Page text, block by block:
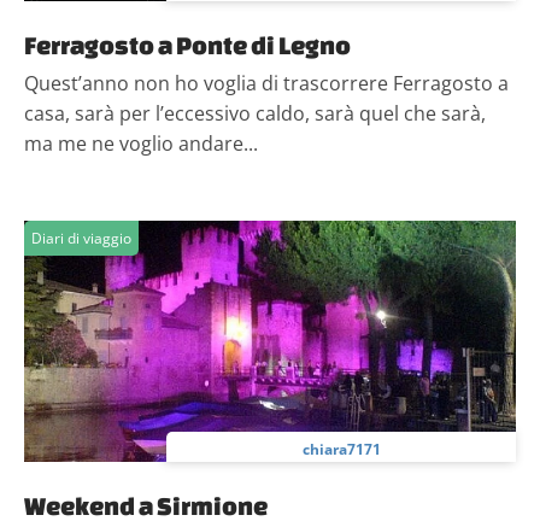
Ferragosto a Ponte di Legno
Quest’anno non ho voglia di trascorrere Ferragosto a
casa, sarà per l’eccessivo caldo, sarà quel che sarà,
ma me ne voglio andare...
Diari di viaggio
chiara7171
Weekend a Sirmione